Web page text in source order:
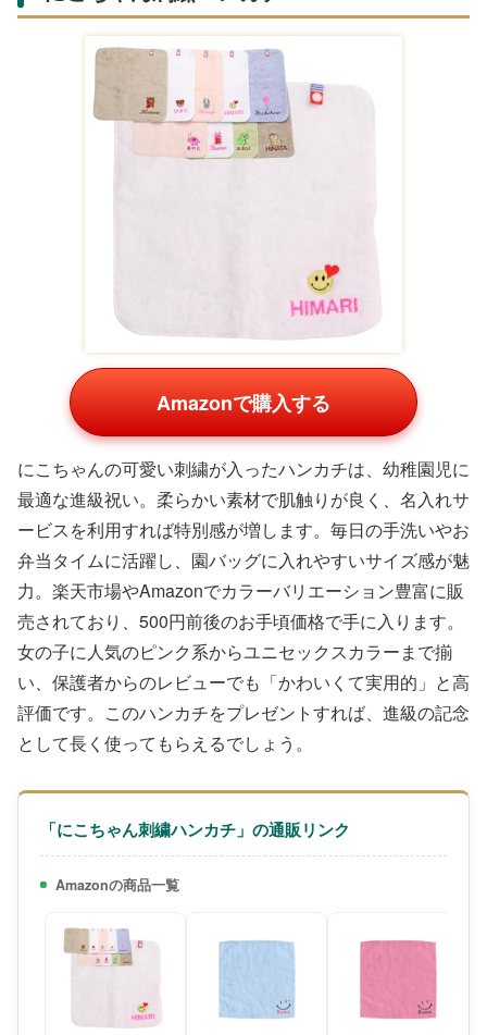
Amazonで購入する
にこちゃんの可愛い刺繍が入ったハンカチは、幼稚園児に
最適な進級祝い。柔らかい素材で肌触りが良く、名入れサ
ービスを利用すれば特別感が増します。毎日の手洗いやお
弁当タイムに活躍し、園バッグに入れやすいサイズ感が魅
力。楽天市場やAmazonでカラーバリエーション豊富に販
売されており、500円前後のお手頃価格で手に入ります。
女の子に人気のピンク系からユニセックスカラーまで揃
い、保護者からのレビューでも「かわいくて実用的」と高
評価です。このハンカチをプレゼントすれば、進級の記念
として長く使ってもらえるでしょう。
「にこちゃん刺繍ハンカチ」の通販リンク
Amazonの商品一覧